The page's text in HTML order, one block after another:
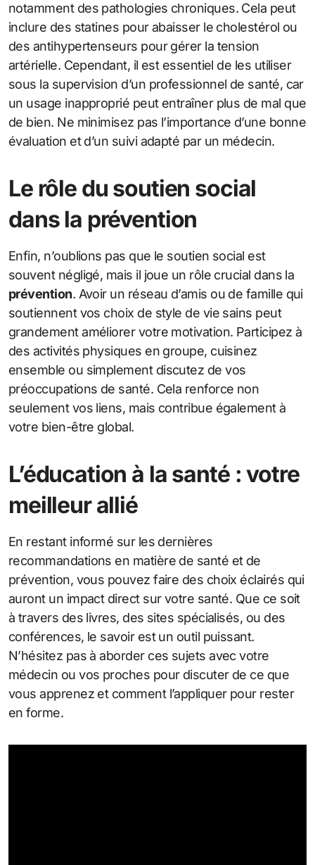
notamment des pathologies chroniques. Cela peut
inclure des statines pour abaisser le cholestérol ou
des antihypertenseurs pour gérer la tension
artérielle. Cependant, il est essentiel de les utiliser
sous la supervision d’un professionnel de santé, car
un usage inapproprié peut entraîner plus de mal que
de bien. Ne minimisez pas l’importance d’une bonne
évaluation et d’un suivi adapté par un médecin.
Le rôle du soutien social
dans la prévention
Enfin, n’oublions pas que le soutien social est
souvent négligé, mais il joue un rôle crucial dans la
prévention. Avoir un réseau d’amis ou de famille qui
soutiennent vos choix de style de vie sains peut
grandement améliorer votre motivation. Participez à
des activités physiques en groupe, cuisinez
ensemble ou simplement discutez de vos
préoccupations de santé. Cela renforce non
seulement vos liens, mais contribue également à
votre bien-être global.
L’éducation à la santé : votre
meilleur allié
En restant informé sur les dernières
recommandations en matière de santé et de
prévention, vous pouvez faire des choix éclairés qui
auront un impact direct sur votre santé. Que ce soit
à travers des livres, des sites spécialisés, ou des
conférences, le savoir est un outil puissant.
N’hésitez pas à aborder ces sujets avec votre
médecin ou vos proches pour discuter de ce que
vous apprenez et comment l’appliquer pour rester
en forme.